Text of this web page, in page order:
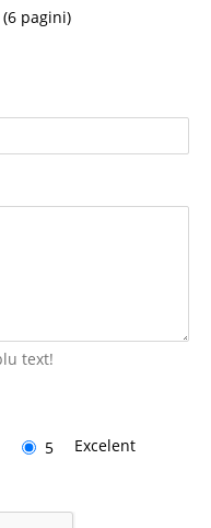
pagini)
text!
5 Excelent